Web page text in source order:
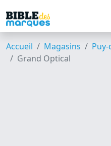
Accueil Magasins
Grand Optical